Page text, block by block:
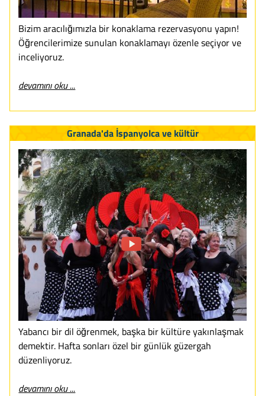
Bizim aracılığımızla bir konaklama rezervasyonu yapın!
Öğrencilerimize sunulan konaklamayı özenle seçiyor ve
inceliyoruz.
devamını oku ...
Granada'da İspanyolca ve kültür
Yabancı bir dil öğrenmek, başka bir kültüre yakınlaşmak
demektir. Hafta sonları özel bir günlük güzergah
düzenliyoruz.
devamını oku ...